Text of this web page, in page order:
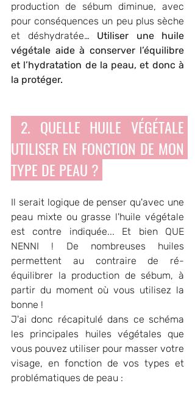
production de sébum diminue, avec
pour conséquences un peu plus sèche
et déshydratée… Utiliser une huile
végétale aide à conserver l’équilibre
et l’hydratation de la peau, et donc à
la protéger.
UTILISER EN FONCTION DE MON
TYPE DE PEAU ?
Il serait logique de penser qu'avec une
peau mixte ou grasse l'huile végétale
est contre indiquée... Et bien QUE
NENNI ! De nombreuses huiles
permettent au contraire de ré-
équilibrer la production de sébum, à
partir du moment où vous utilisez la
bonne !
J'ai donc récapitulé dans ce schéma
les principales huiles végétales que
vous pouvez utiliser pour masser votre
visage, en fonction de vos types et
problématiques de peau :